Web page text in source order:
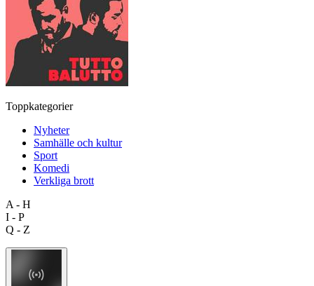
Toppkategorier
Nyheter
Samhälle och kultur
Sport
Komedi
Verkliga brott
A - H
I - P
Q - Z